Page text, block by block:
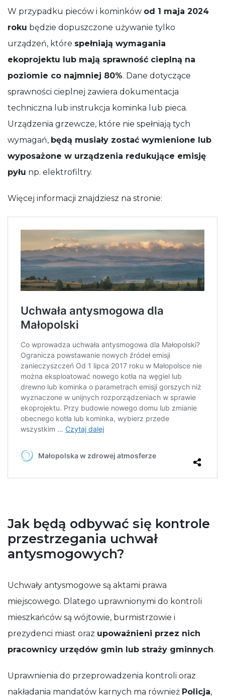
W przypadku pieców i kominków od 1 maja 2024
roku będzie dopuszczone używanie tylko
urządzeń, które spełniają wymagania
ekoprojektu lub mają sprawność cieplną na
poziomie co najmniej 80%. Dane dotyczące
sprawności cieplnej zawiera dokumentacja
techniczna lub instrukcja kominka lub pieca.
Urządzenia grzewcze, które nie spełniają tych
wymagań, będą musiały zostać wymienione lub
wyposażone w urządzenia redukujące emisję
pyłu np. elektrofiltry.
Więcej informacji znajdziesz na stronie:
Jak będą odbywać się kontrole
przestrzegania uchwał
antysmogowych?
Uchwały antysmogowe są aktami prawa
miejscowego. Dlatego uprawnionymi do kontroli
mieszkańców są wójtowie, burmistrzowie i
prezydenci miast oraz upoważnieni przez nich
pracownicy urzędów gmin lub straży gminnych.
Uprawnienia do przeprowadzenia kontroli oraz
nakładania mandatów karnych ma również Policja,